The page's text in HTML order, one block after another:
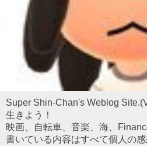
Super Shin-Chan's Weblog
生きよう！
映画、自転車、音楽、海、
書いている内容はすべて個人の感